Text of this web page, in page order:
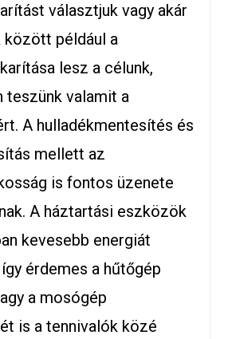
választjuk vagy akár
például a
lesz a célunk,
teszünk valamit a
A hulladékmentesítés és
mellett az
is fontos üzenete
A háztartási eszközök
kevesebb energiát
érdemes a hűtőgép
a mosógép
is a tennivalók közé